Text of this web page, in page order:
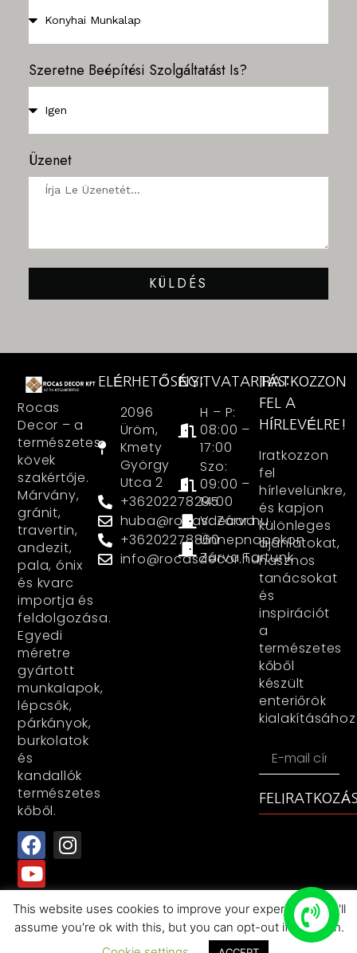
Szeretne Beépítési Szolgáltatást Is?
Üzenet
KÜLDÉS
Rocas
Decor – a
természetes
kövek
szakértője.
Márvány,
gránit,
travertin,
andezit,
pala, ónix
és kvarc
importja és
feldolgozása.
Egyedi
méretre
gyártott
munkalapok,
lépcsők,
párkányok,
burkolatok
és
kandallók
természetes
kőből.
ELÉRHETŐSÉG:
2096
Üröm,
Kmety
György
Utca 2
+36202278295
huba@rocasdecor.hu
+36202278860
info@rocasdecor.hu
NYITVATARTÁS:
H – P:
08:00 –
17:00
Szo:
09:00 –
14:00
V: Zárva
Ünnepnapokon
Zárva Tartunk
IRATKOZZON
FEL A
HÍRLEVÉLRE!
Iratkozzon
fel
hírlevelünkre,
és kapjon
különleges
ajánlatokat,
hasznos
tanácsokat
és
inspirációt
a
természetes
kőből
készült
enteriőrök
kialakításához
All rights reserved+RocasDecorKFT+2025
This website uses cookies to improve your experience. We'll
assume you're ok with this, but you can opt-out if you wish.